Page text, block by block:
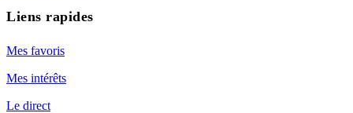
Liens rapides
Mes favoris
Mes intérêts
Le direct